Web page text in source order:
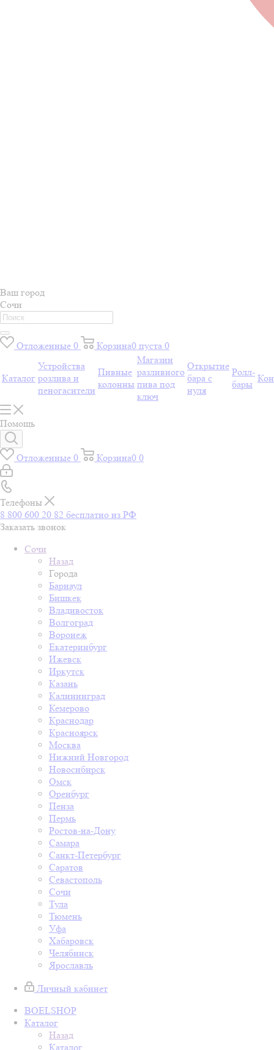
Ваш город
Сочи
Отложенные 0 Корзина0 пуста 0
Каталог
Устройства
розлива и
пеногасители
Пивные
колонны
Магазин
разливного
пива под
ключ
Открытие
бара с
нуля
Ролл-
бары
Помощь
Отложенные 0 Корзина0 0
Телефоны
8 800 600 20 82 бесплатно из РФ
Заказать звонок
Сочи
Назад
Города
Барнаул
Бишкек
Владивосток
Волгоград
Воронеж
Екатеринбург
Ижевск
Иркутск
Казань
Калининград
Кемерово
Краснодар
Красноярск
Москва
Нижний Новгород
Новосибирск
Омск
Оренбург
Пенза
Пермь
Ростов-на-Дону
Самара
Санкт-Петербург
Саратов
Севастополь
Сочи
Тула
Тюмень
Уфа
Хабаровск
Челябинск
Ярославль
Личный кабинет
BOELSHOP
Каталог
Назад
Каталог